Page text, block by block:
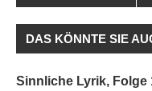
DAS KÖNNTE SIE
Sinnliche Lyrik, Folge